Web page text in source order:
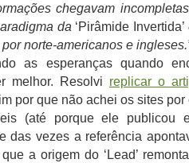
chegavam
da ‘Pirâmide Invertida’
norte-americanos e
as esperanças quando
melhor. Resolvi replicar o
por que não achei os sites
(até porque ele publicou
das vezes a referência
a origem do ‘Lead’